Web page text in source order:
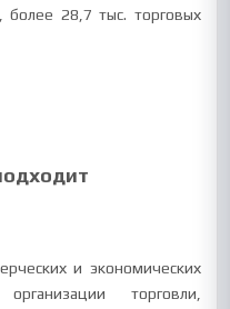
более 28,7 тыс. торговых
и экономических
торговли,